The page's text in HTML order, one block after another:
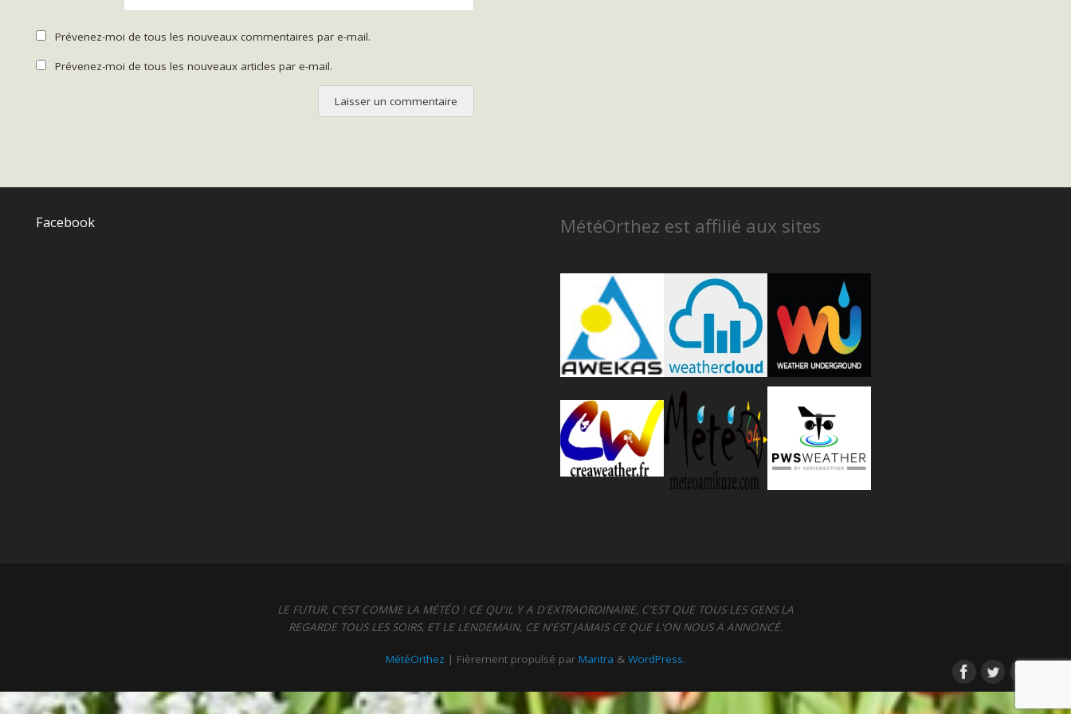
Prévenez-moi de tous les nouveaux commentaires par e-mail.
Prévenez-moi de tous les nouveaux articles par e-mail.
Facebook MétéOrthez est affilié aux sites
LE FUTUR, C'EST COMME LA MÉTÉO ! CE QU'IL Y A D'EXTRAORDINAIRE, C'EST QUE TOUS LES GENS LA
REGARDE TOUS LES SOIRS, ET LE LENDEMAIN, CE N'EST JAMAIS CE QUE L'ON NOUS A ANNONCÉ.
MétéOrthez | Fièrement propulsé par Mantra & WordPress.